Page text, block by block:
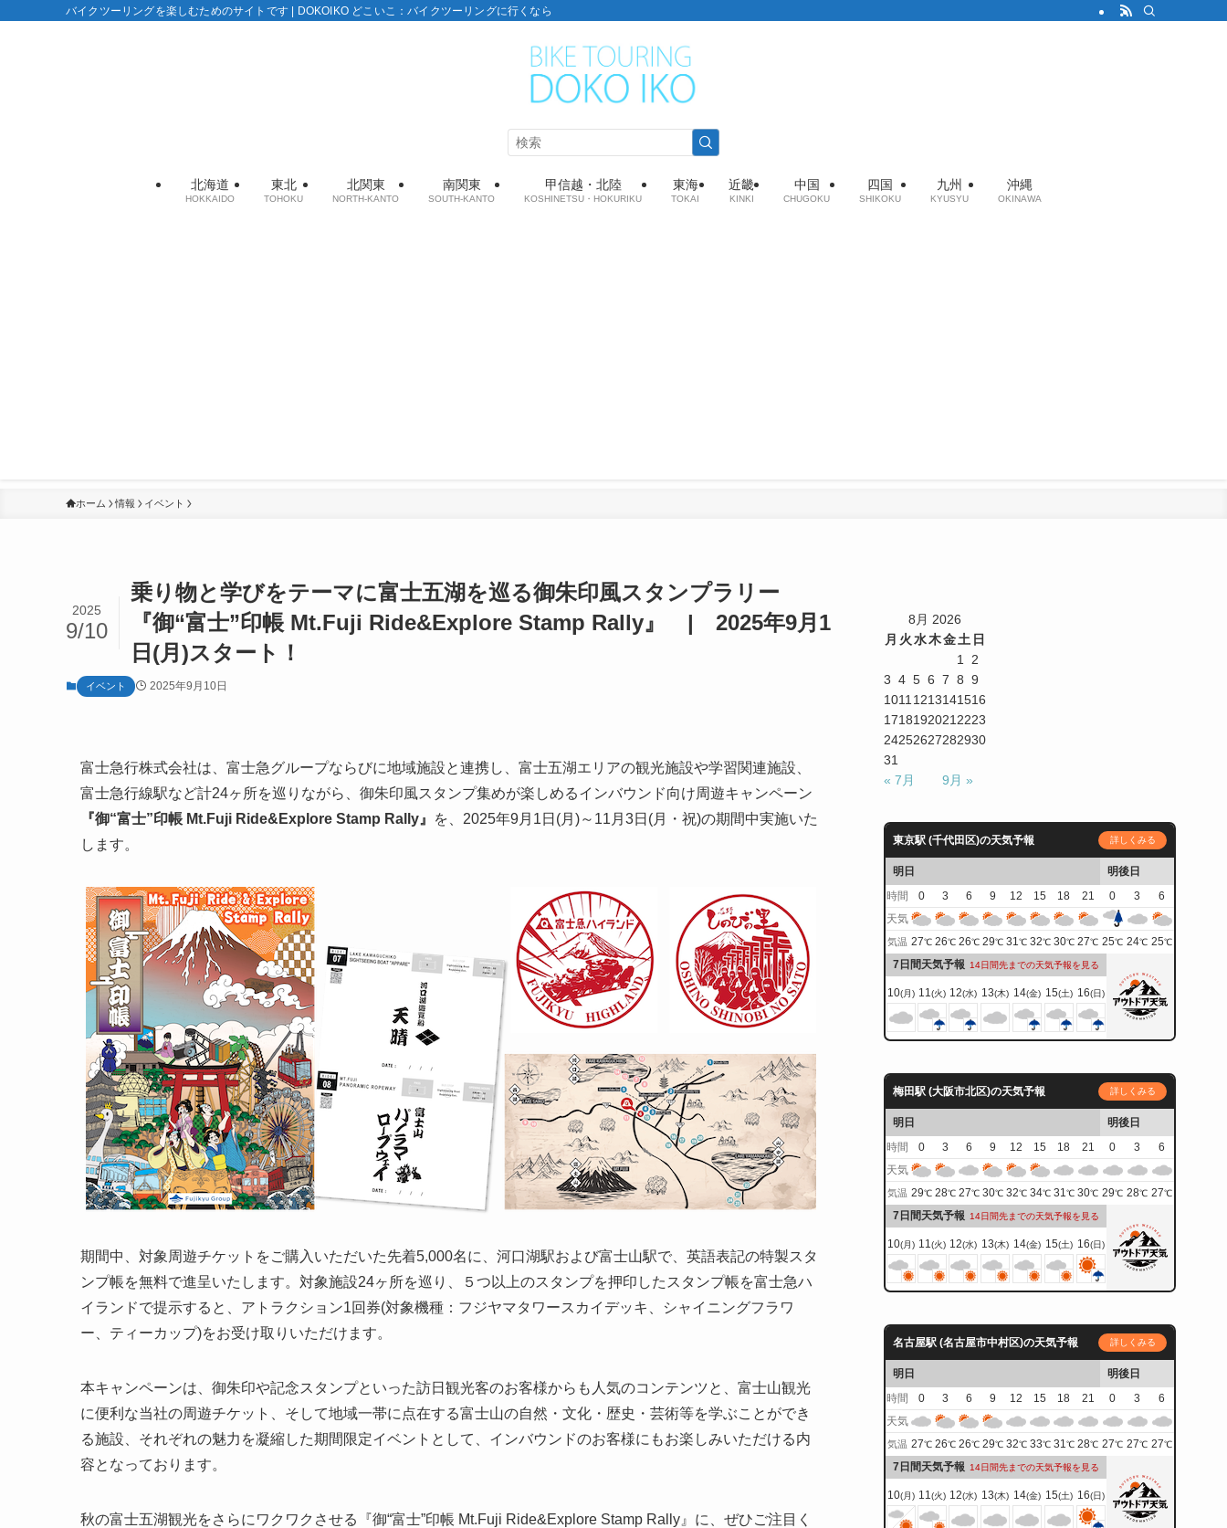
バイクツーリングを楽しむためのサイトです | DOKOIKO どこいこ：バイクツーリングに行くなら
北海道
HOKKAIDO
東北
TOHOKU
北関東
NORTH-KANTO
南関東
SOUTH-KANTO
甲信越・北陸
KOSHINETSU・HOKURIKU
東海
TOKAI
近畿
KINKI
中国
CHUGOKU
四国
SHIKOKU
九州
KYUSYU
沖縄
OKINAWA
ホーム 情報 イベント
乗り物と学びをテーマに富士五湖を巡る御朱印風スタンプラリー
『御“富士”印帳 Mt.Fuji Ride&Explore Stamp Rally』 | 2025年9月1
日(月)スタート！
2025
9/10
イベント 2025年9月10日
富士急行株式会社は、富士急グループならびに地域施設と連携し、富士五湖エリアの観光施設や学習関連施設、
富士急行線駅など計24ヶ所を巡りながら、御朱印風スタンプ集めが楽しめるインバウンド向け周遊キャンペーン
『御“富士”印帳 Mt.Fuji Ride&Explore Stamp Rally』
を、2025年9月1日(月)～11月3日(月・祝)の期間中実施いた
します。
期間中、対象周遊チケットをご購入いただいた先着5,000名に、河口湖駅および富士山駅で、英語表記の特製スタ
ンプ帳を無料で進呈いたします。対象施設24ヶ所を巡り、５つ以上のスタンプを押印したスタンプ帳を富士急ハ
イランドで提示すると、アトラクション1回券(対象機種：フジヤマタワースカイデッキ、シャイニングフラワ
ー、ティーカップ)をお受け取りいただけます。
本キャンペーンは、御朱印や記念スタンプといった訪日観光客のお客様からも人気のコンテンツと、富士山観光
に便利な当社の周遊チケット、そして地域一帯に点在する富士山の自然・文化・歴史・芸術等を学ぶことができ
る施設、それぞれの魅力を凝縮した期間限定イベントとして、インバウンドのお客様にもお楽しみいただける内
容となっております。
秋の富士五湖観光をさらにワクワクさせる『御“富士”印帳 Mt.Fuji Ride&Explore Stamp Rally』に、ぜひご注目く
8月 2026
月 火水木金土 日
1
2
3 4 5 6 7 8 9
1011 1213141516
1718192021 2223
24252627282930
31
« 7月
9月 »
東京駅 (千代田区)の天気予報 詳しくみる
明日
明後日
時間
0 3 6 9 12 15 18 21 0 3
6
天気
気温 27℃ 26℃ 26℃ 29℃ 31℃ 32℃ 30℃ 27℃ 25℃ 24℃ 25℃
7日間天気予報 14日間先までの天気予報を見る
10(月) 11(火) 12(水) 13(木) 14(金) 15(土) 16(日)
梅田駅 (大阪市北区)の天気予報 詳しくみる
明日
明後日
時間
0 3 6 9 12 15 18 21 0 3
6
天気
気温 29℃ 28℃ 27℃ 30℃ 32℃ 34℃ 31℃ 30℃ 29℃ 28℃ 27℃
7日間天気予報 14日間先までの天気予報を見る
10(月) 11(火) 12(水) 13(木) 14(金) 15(土) 16(日)
名古屋駅 (名古屋市中村区)の天気予報 詳しくみる
明日
明後日
時間
0 3 6 9 12 15 18 21 0 3
6
天気
気温 27℃ 26℃ 26℃ 29℃ 32℃ 33℃ 31℃ 28℃ 27℃ 27℃ 27℃
7日間天気予報 14日間先までの天気予報を見る
10(月) 11(火) 12(水) 13(木) 14(金) 15(土) 16(日)